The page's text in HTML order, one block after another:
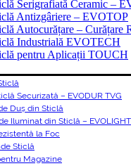
Serigrafiată Ceramic –
Antizgâriere – EVOTOP
Autocurățare –
Industrială EVOTECH
pentru Aplicații TOUCH
Securizată – EVODUR TVG
Duș din Sticlă
Iluminat din Sticlă – EVOLIGHT
la Foc
Sticlă
Magazine